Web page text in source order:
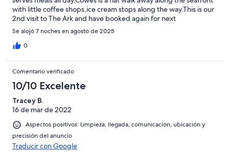
with little coffee shops,ice cream stops along the way.This is our
2nd visit to The Ark and have booked again for next
year,communication with host is fabulous,cannot fault.
Se alojó 7 noches en agosto de 2025
0
Comentario verificado
10/10 Excelente
Tracey B.
16 de mar de 2022
Aspectos positivos: Limpieza, llegada, comunicación, ubicación y
precisión del anuncio
Traducir con Google